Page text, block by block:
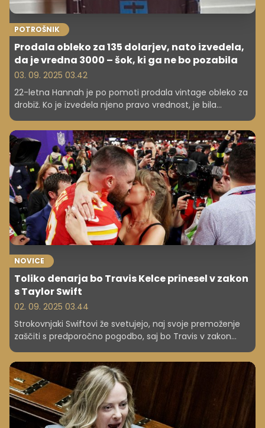
POTROŠNIK
Prodala obleko za 135 dolarjev, nato izvedela,
da je vredna 3000 – šok, ki ga ne bo pozabila
03. 09. 2025 03.42
22-letna Hannah je po pomoti prodala vintage obleko za
drobiž. Ko je izvedela njeno pravo vrednost, je bila
zgodbe?
NOVICE
Toliko denarja bo Travis Kelce prinesel v zakon
s Taylor Swift
02. 09. 2025 03.44
Strokovnjaki Swiftovi že svetujejo, naj svoje premoženje
zaščiti s predporočno pogodbo, saj bo Travis v zakon
Swiftova pa prispeva preostalih 95–96 %.